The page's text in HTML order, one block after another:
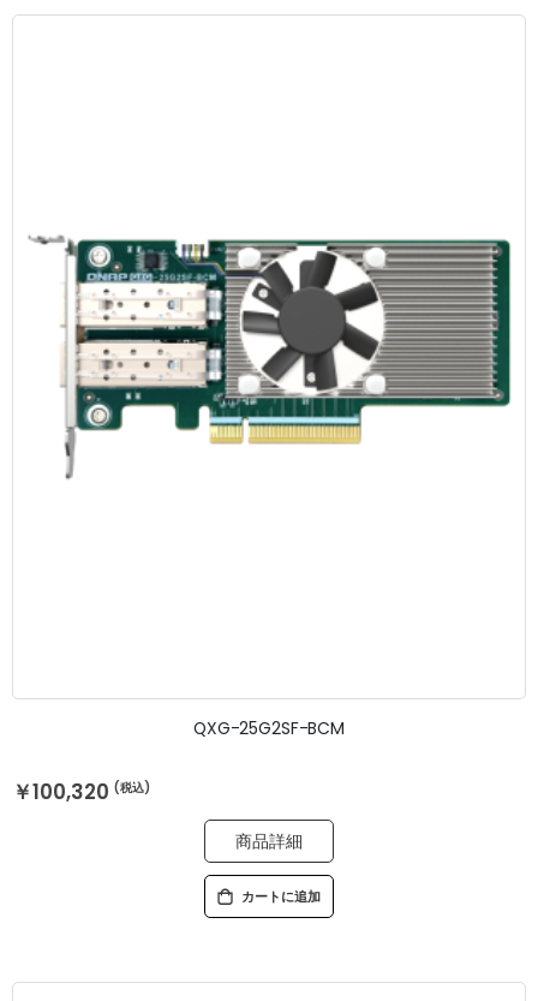
QXG-25G2SF-BCM
￥100,320
商品詳細
カートに追加